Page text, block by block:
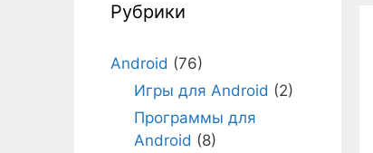
Рубрики
Android (76)
Игры для Android (2)
Программы для
Android (8)